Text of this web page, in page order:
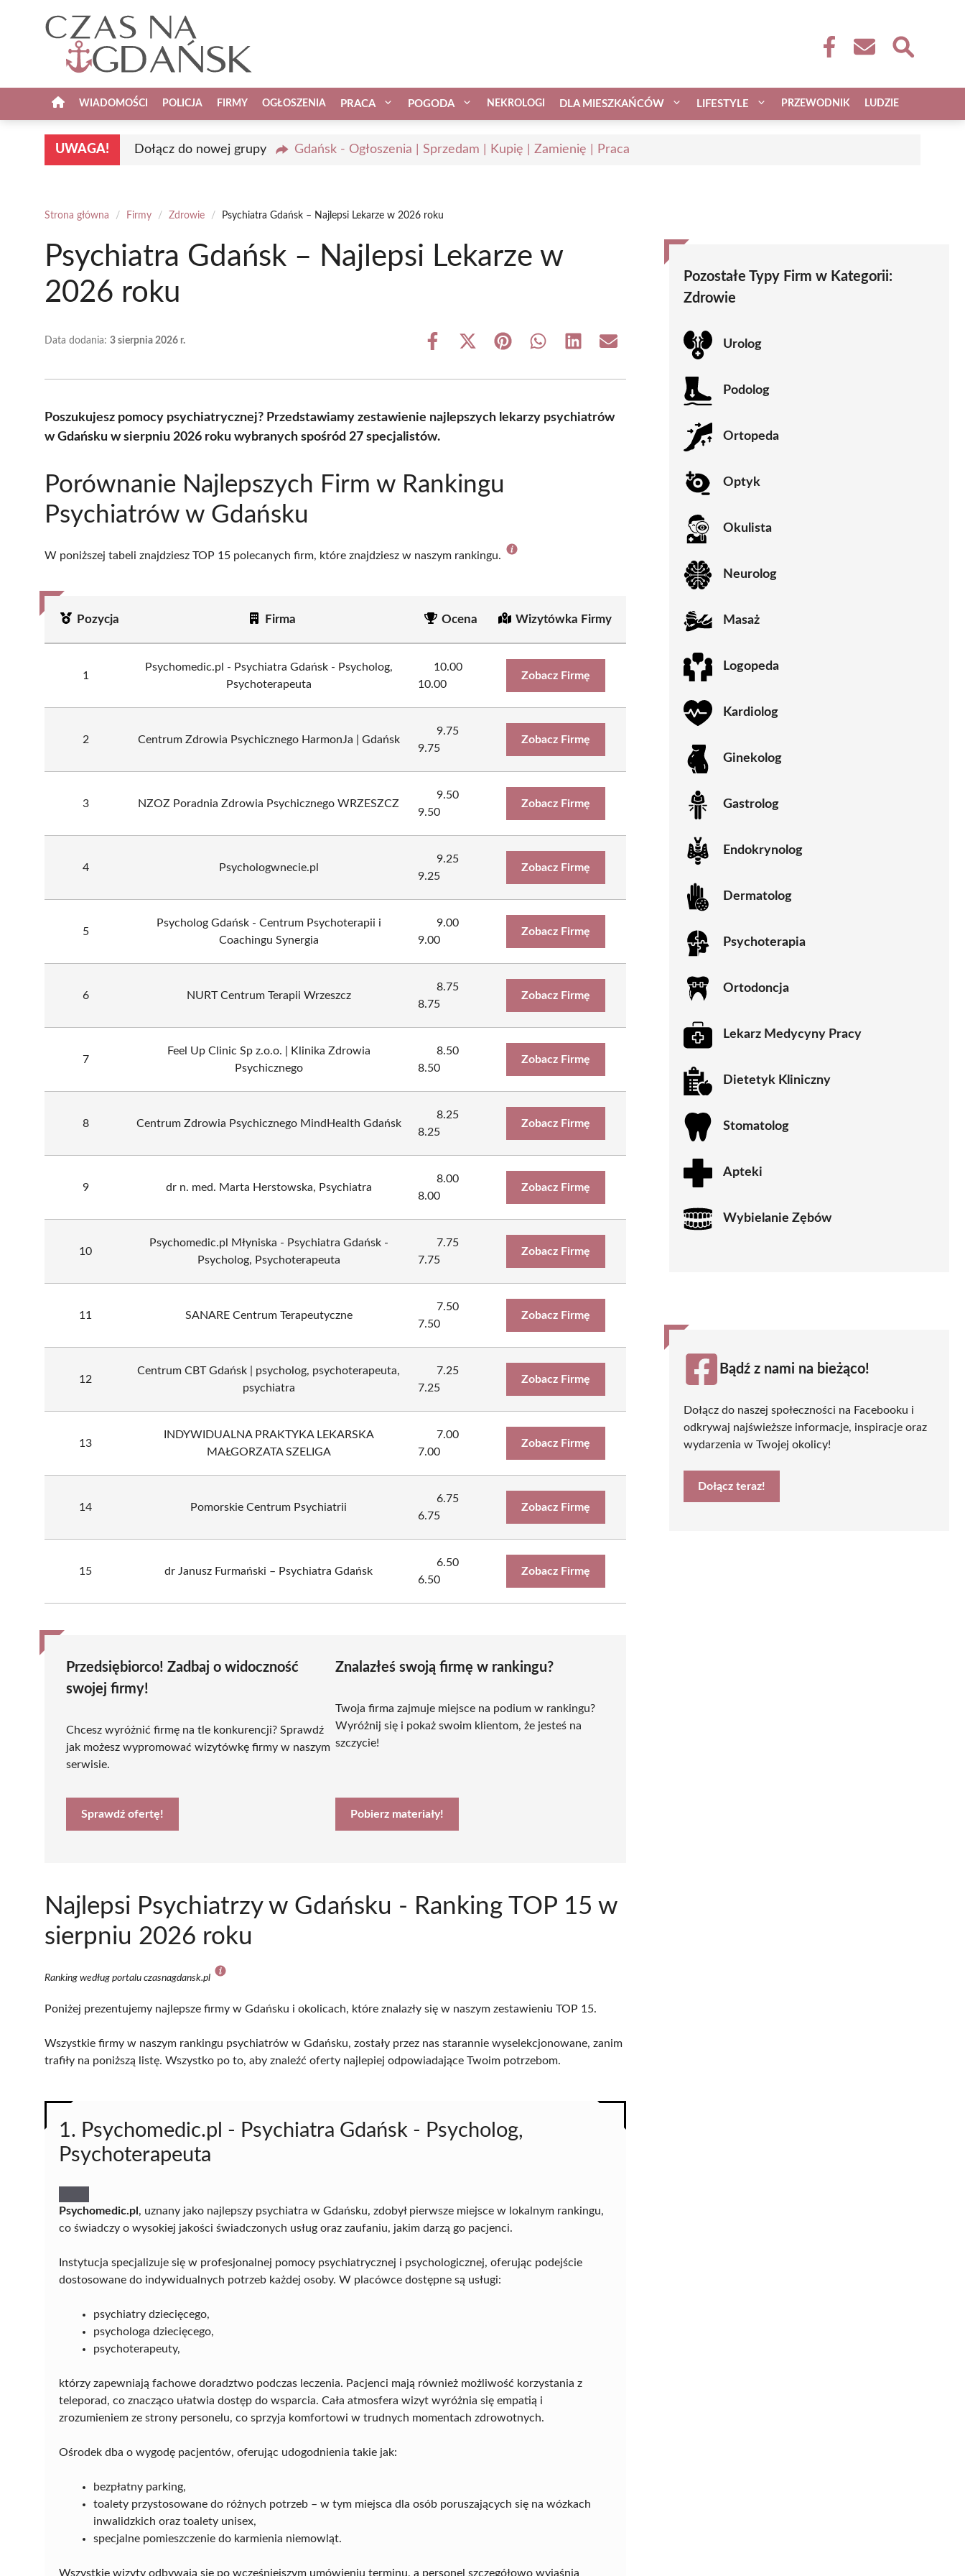
WIADOMOŚCI POLICJA FIRMY OGŁOSZENIA PRACA POGODA NEKROLOGI DLA MIESZKAŃCÓW LIFESTYLE PRZEWODNIK LUDZIE
UWAGA! Dołącz do nowej grupy Gdańsk - Ogłoszenia | Sprzedam | Kupię | Zamienię | Praca
Strona główna / Firmy / Zdrowie / Psychiatra Gdańsk – Najlepsi Lekarze w 2026 roku
Psychiatra Gdańsk – Najlepsi Lekarze w
2026 roku
Data dodania: 3 sierpnia 2026 r.
Share
Share
(Twitter)
Share Share Share Share
Poszukujesz pomocy psychiatrycznej? Przedstawiamy zestawienie najlepszych lekarzy psychiatrów
w Gdańsku w sierpniu 2026 roku wybranych spośród 27 specjalistów.
Porównanie Najlepszych Firm w Rankingu
Psychiatrów w Gdańsku
W poniższej tabeli znajdziesz TOP 15 polecanych firm, które znajdziesz w naszym rankingu.
Pozycja Firma Ocena Wizytówka Firmy
1
Psychomedic.pl - Psychiatra Gdańsk - Psycholog,
Psychoterapeuta
10.00
10.00
Zobacz Firmę
2 Centrum Zdrowia Psychicznego HarmonJa | Gdańsk
9.75
9.75
Zobacz Firmę
3 NZOZ Poradnia Zdrowia Psychicznego WRZESZCZ
9.50
9.50
Zobacz Firmę
4 Psychologwnecie.pl
9.25
9.25
Zobacz Firmę
5
Psycholog Gdańsk - Centrum Psychoterapii i
Coachingu Synergia
9.00
9.00
Zobacz Firmę
6 NURT Centrum Terapii Wrzeszcz
8.75
8.75
Zobacz Firmę
7
Feel Up Clinic Sp z.o.o. | Klinika Zdrowia
Psychicznego
8.50
8.50
Zobacz Firmę
8 Centrum Zdrowia Psychicznego MindHealth Gdańsk
8.25
8.25
Zobacz Firmę
9 dr n. med. Marta Herstowska, Psychiatra
8.00
8.00
Zobacz Firmę
10
Psychomedic.pl Młyniska - Psychiatra Gdańsk -
Psycholog, Psychoterapeuta
7.75
7.75
Zobacz Firmę
11 SANARE Centrum Terapeutyczne
7.50
7.50
Zobacz Firmę
12
Centrum CBT Gdańsk | psycholog, psychoterapeuta,
psychiatra
7.25
7.25
Zobacz Firmę
13
INDYWIDUALNA PRAKTYKA LEKARSKA
MAŁGORZATA SZELIGA
7.00
7.00
Zobacz Firmę
14 Pomorskie Centrum Psychiatrii
6.75
6.75
Zobacz Firmę
15 dr Janusz Furmański – Psychiatra Gdańsk
6.50
6.50
Zobacz Firmę
Przedsiębiorco! Zadbaj o widoczność
swojej firmy!
Chcesz wyróżnić firmę na tle konkurencji? Sprawdź
jak możesz wypromować wizytówkę firmy w naszym
serwisie.
Sprawdź ofertę!
Znalazłeś swoją firmę w rankingu?
Twoja firma zajmuje miejsce na podium w rankingu?
Wyróżnij się i pokaż swoim klientom, że jesteś na
szczycie!
Pobierz materiały!
Najlepsi Psychiatrzy w Gdańsku - Ranking TOP 15 w
sierpniu 2026 roku
Ranking według portalu czasnagdansk.pl
Poniżej prezentujemy najlepsze firmy w Gdańsku i okolicach, które znalazły się w naszym zestawieniu TOP 15.
Wszystkie firmy w naszym rankingu psychiatrów w Gdańsku, zostały przez nas starannie wyselekcjonowane, zanim
trafiły na poniższą listę. Wszystko po to, aby znaleźć oferty najlepiej odpowiadające Twoim potrzebom.
1. Psychomedic.pl - Psychiatra Gdańsk - Psycholog,
Psychoterapeuta
Psychomedic.pl, uznany jako najlepszy psychiatra w Gdańsku, zdobył pierwsze miejsce w lokalnym rankingu,
co świadczy o wysokiej jakości świadczonych usług oraz zaufaniu, jakim darzą go pacjenci.
Instytucja specjalizuje się w profesjonalnej pomocy psychiatrycznej i psychologicznej, oferując podejście
dostosowane do indywidualnych potrzeb każdej osoby. W placówce dostępne są usługi:
psychiatry dziecięcego,
psychologa dziecięcego,
psychoterapeuty,
którzy zapewniają fachowe doradztwo podczas leczenia. Pacjenci mają również możliwość korzystania z
teleporad, co znacząco ułatwia dostęp do wsparcia. Cała atmosfera wizyt wyróżnia się empatią i
zrozumieniem ze strony personelu, co sprzyja komfortowi w trudnych momentach zdrowotnych.
Ośrodek dba o wygodę pacjentów, oferując udogodnienia takie jak:
bezpłatny parking,
toalety przystosowane do różnych potrzeb – w tym miejsca dla osób poruszających się na wózkach
inwalidzkich oraz toalety unisex,
specjalne pomieszczenie do karmienia niemowląt.
Wszystkie wizyty odbywają się po wcześniejszym umówieniu terminu, a personel szczegółowo wyjaśnia
Pozostałe Typy Firm w Kategorii:
Zdrowie
Urolog
Podolog
Ortopeda
Optyk
Okulista
Neurolog
Masaż
Logopeda
Kardiolog
Ginekolog
Gastrolog
Endokrynolog
Dermatolog
Psychoterapia
Ortodoncja
Lekarz Medycyny Pracy
Dietetyk Kliniczny
Stomatolog
Apteki
Wybielanie Zębów
Bądź z nami na bieżąco!
Dołącz do naszej społeczności na Facebooku i
odkrywaj najświeższe informacje, inspiracje oraz
wydarzenia w Twojej okolicy!
Dołącz teraz!